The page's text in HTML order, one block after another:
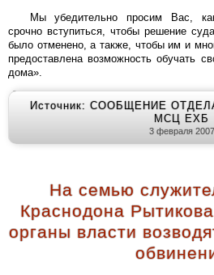
Мы убедительно просим Вас,
срочно вступиться, чтобы решение
было отменено, а также, чтобы им и
предоставлена возможность обучать
дома».
Источник: СООБЩЕНИЕ
МСЦ ЕХБ
3 февраля 2007
На семью
Краснодона
органы власти